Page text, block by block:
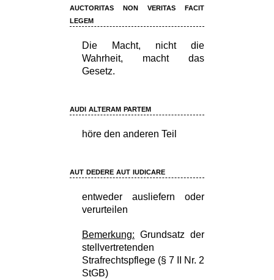
auctoritas non veritas facit
legem
Die Macht, nicht die
Wahrheit, macht das
Gesetz.
audi alteram partem
höre den anderen Teil
aut dedere aut iudicare
entweder ausliefern oder
verurteilen
Bemerkung: Grundsatz der
stellvertretenden
Strafrechtspflege (§ 7 II Nr. 2
StGB)